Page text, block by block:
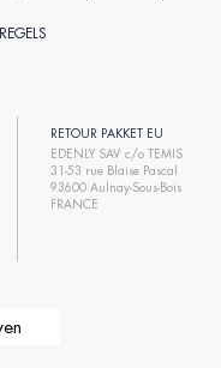
RETOUR PAKKET EU
EDENLY SAV c/o TEMIS
31-53 rue Blaise Pascal
93600 Aulnay-Sous-Bois
FRANCE